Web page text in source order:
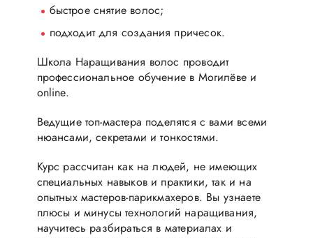
быстрое снятие волос;
подходит для создания причесок.
Школа Наращивания волос проводит
профессиональное обучение в Могилёве и
online.
Ведущие топ-мастера поделятся с вами всеми
нюансами, секретами и тонкостями.
Курс рассчитан как на людей, не имеющих
специальных навыков и практики, так и на
опытных мастеров-парикмахеров. Вы узнаете
плюсы и минусы технологий наращивания,
научитесь разбираться в материалах и